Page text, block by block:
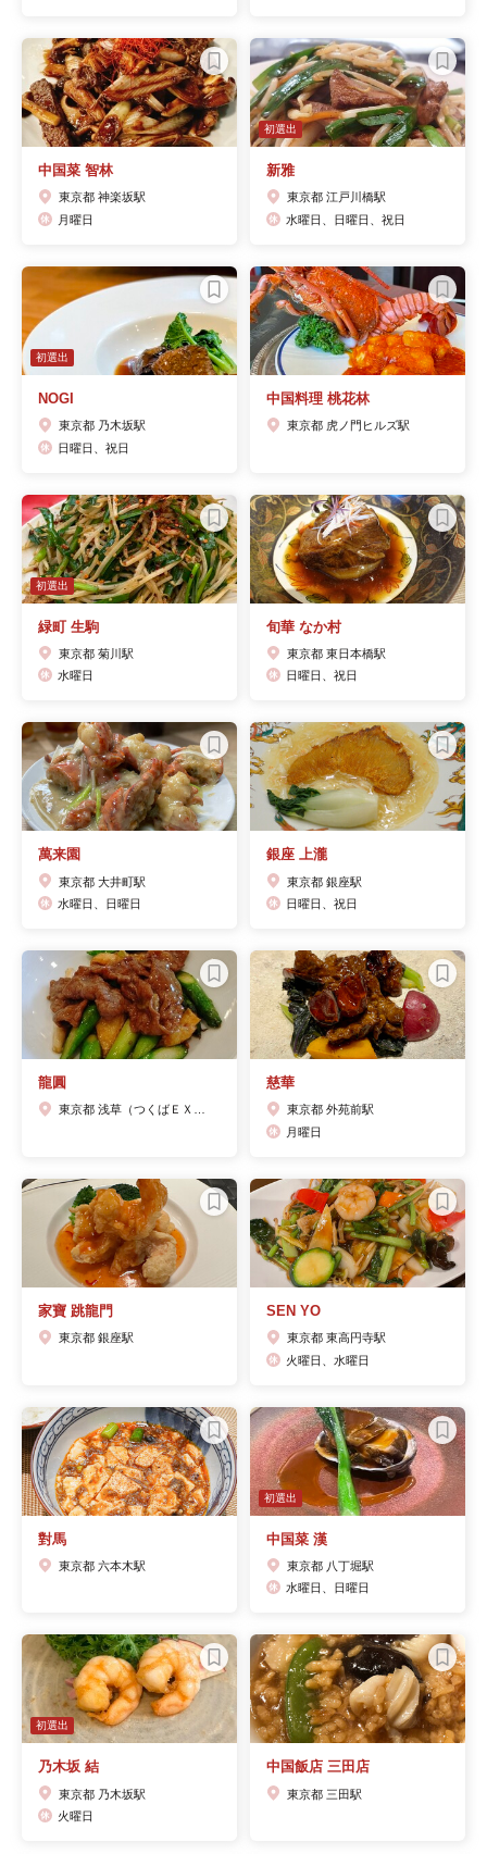
中国菜 智林
東京都 神楽坂駅
月曜日
初選出
新雅
東京都 江戸川橋駅
水曜日、日曜日、祝日
初選出
NOGI
東京都 乃木坂駅
日曜日、祝日
中国料理 桃花林
東京都 虎ノ門ヒルズ駅
初選出
緑町 生駒
東京都 菊川駅
水曜日
旬華 なか村
東京都 東日本橋駅
日曜日、祝日
萬来園
東京都 大井町駅
水曜日、日曜日
銀座 上瀧
東京都 銀座駅
日曜日、祝日
龍圓 慈華
東京都 外苑前駅
月曜日
家寶 跳龍門
東京都 銀座駅
SEN YO
東京都 東高円寺駅
火曜日、水曜日
對馬
東京都 六本木駅
初選出
中国菜 漢
東京都 八丁堀駅
水曜日、日曜日
初選出
乃木坂 結
東京都 乃木坂駅
火曜日
中国飯店 三田店
東京都 三田駅